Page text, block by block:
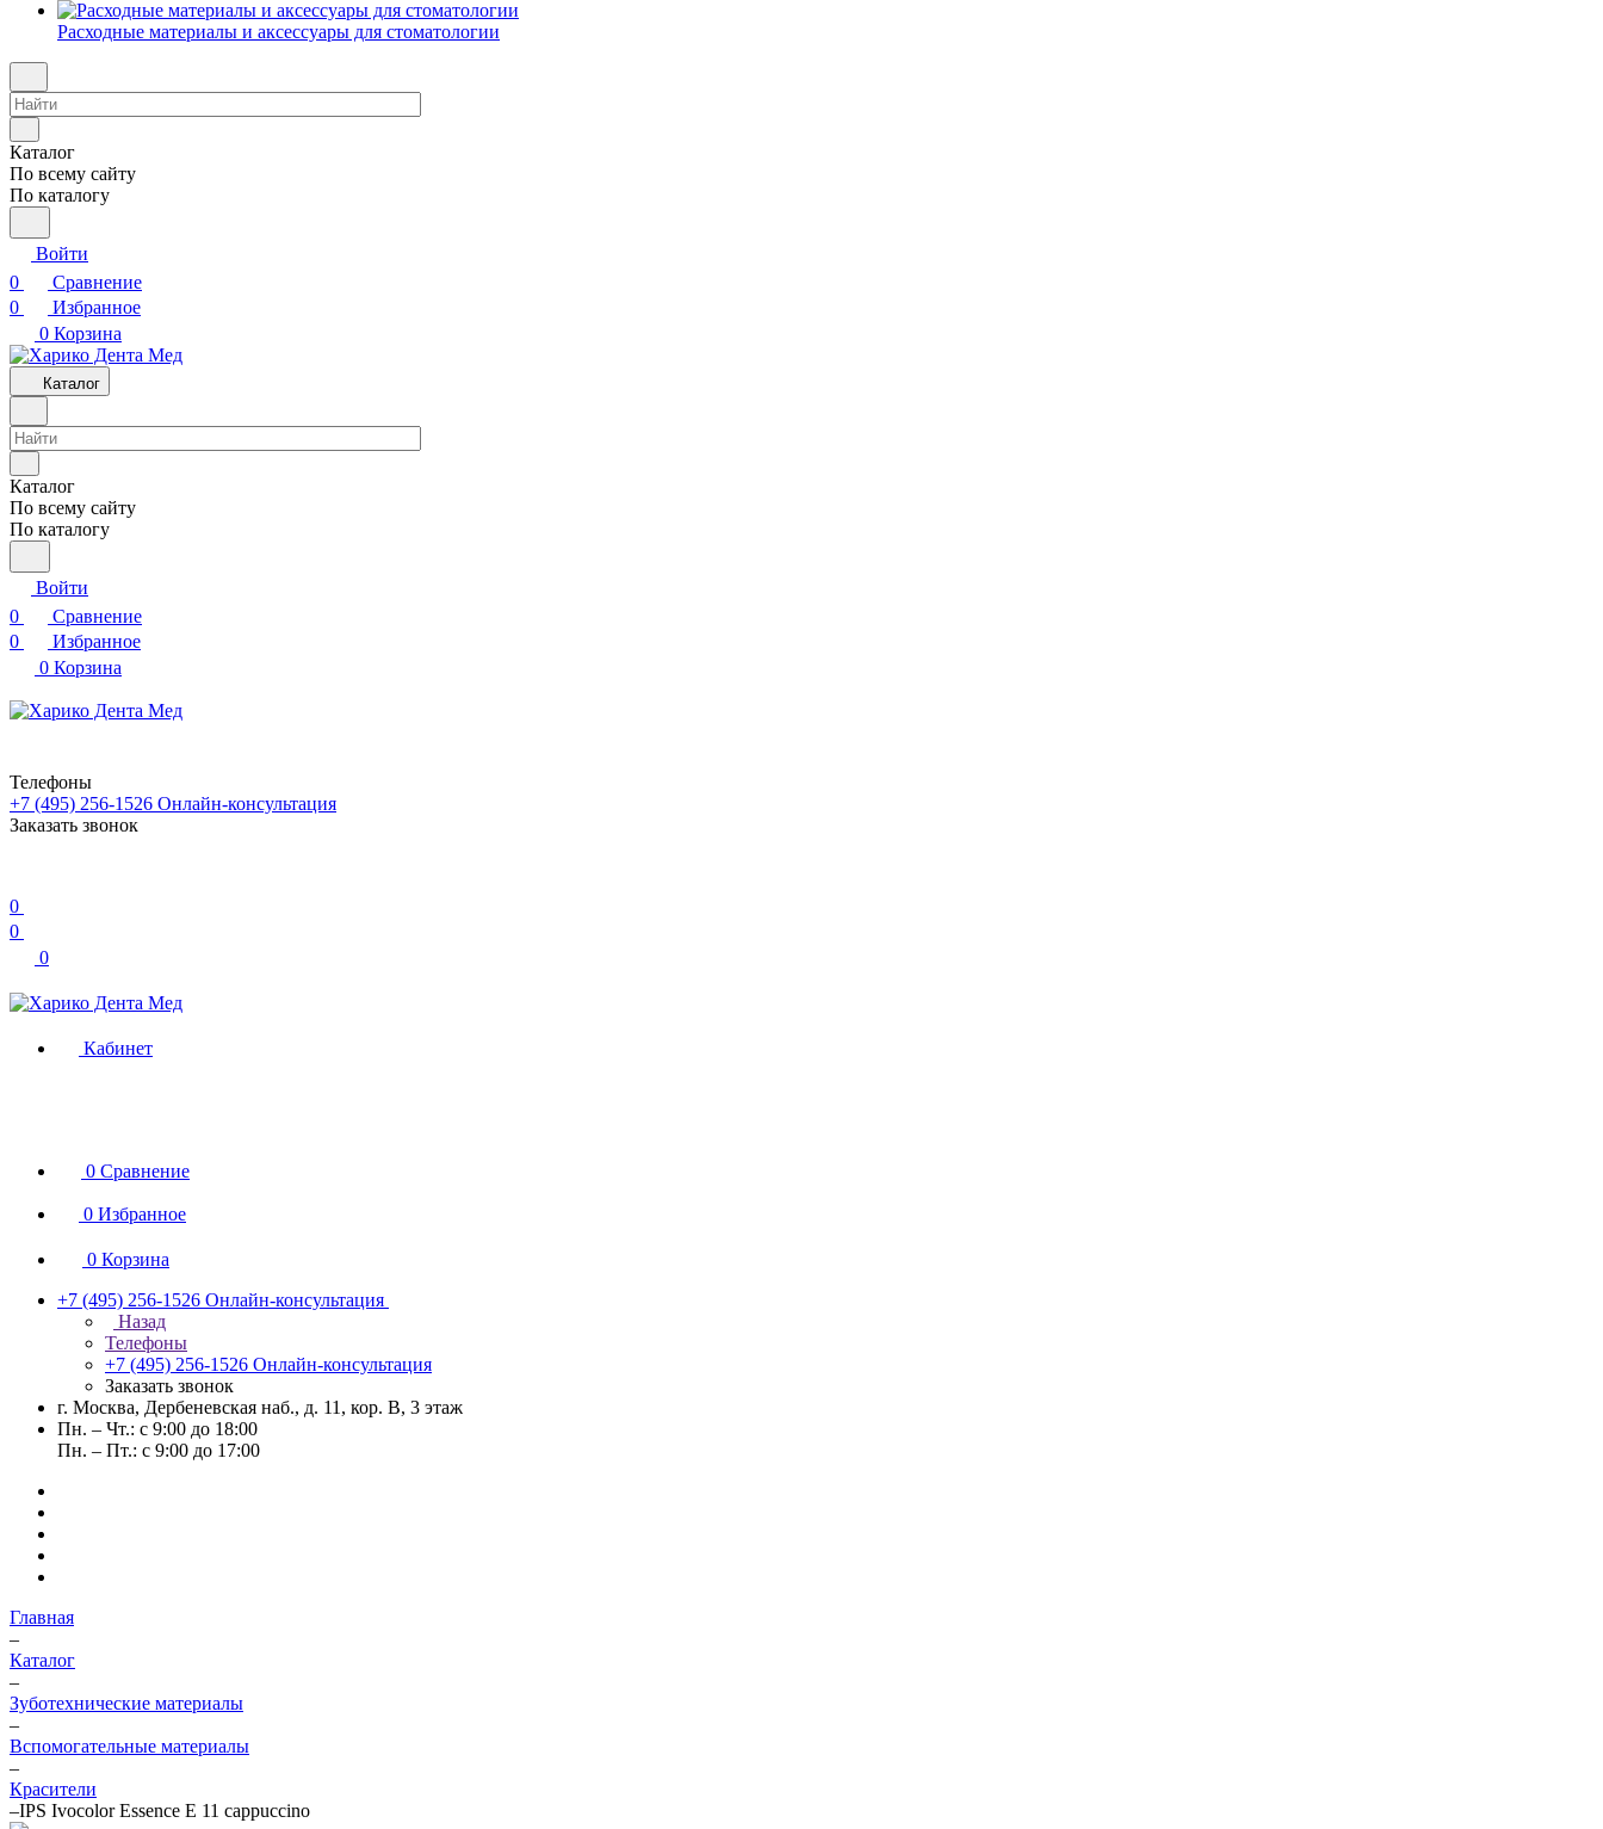
Расходные материалы и аксессуары для стоматологии
Каталог
По всему сайту
По каталогу
Войти
0
Сравнение
0
Избранное
0 Корзина
Каталог
Каталог
По всему сайту
По каталогу
Войти
0
Сравнение
0
Избранное
0 Корзина
Телефоны
+7 (495) 256-1526 Онлайн-консультация
Заказать звонок
0
0
0
Кабинет
0 Сравнение
0 Избранное
0 Корзина
+7 (495) 256-1526 Онлайн-консультация
Назад
Телефоны
+7 (495) 256-1526 Онлайн-консультация
Заказать звонок
г. Москва, Дербеневская наб., д. 11, кор. В, 3 этаж
Пн. – Чт.: с 9:00 до 18:00
Пн. – Пт.: с 9:00 до 17:00
Главная
–
Каталог
–
Зуботехнические материалы
–
Вспомогательные материалы
–
Красители
–IPS Ivocolor Essence E 11 cappuccino